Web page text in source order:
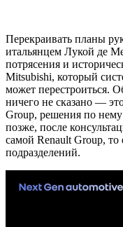
Перекраивать планы
итальянцем Лукой де
потрясения и
Mitsubishi, который
может перестроиться.
ничего не сказано —
Group, решения по
позже, после
самой Renault Group,
подразделений.